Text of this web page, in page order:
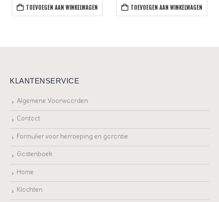
TOEVOEGEN AAN WINKELWAGEN TOEVOEGEN AAN WINKELWAGEN
KLANTENSERVICE
Algemene Voorwaarden
Contact
Formulier voor herroeping en garantie
Gastenboek
Home
Klachten